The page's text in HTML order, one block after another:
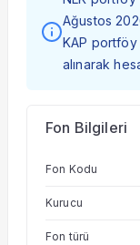
Ağustos
KAP portföy
alınarak
Fon Bilgileri
Fon Kodu
Kurucu
Fon türü